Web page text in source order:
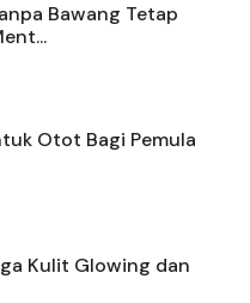
Bawang Tetap
Otot Bagi Pemula
Kulit Glowing dan